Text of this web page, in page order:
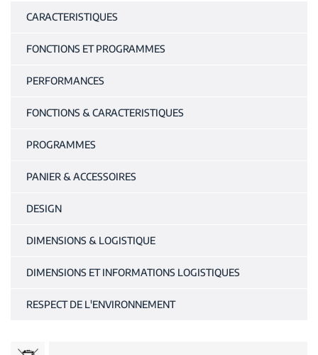
CARACTERISTIQUES
FONCTIONS ET PROGRAMMES
PERFORMANCES
FONCTIONS & CARACTERISTIQUES
PROGRAMMES
PANIER & ACCESSOIRES
DESIGN
DIMENSIONS & LOGISTIQUE
DIMENSIONS ET INFORMATIONS LOGISTIQUES
RESPECT DE L'ENVIRONNEMENT